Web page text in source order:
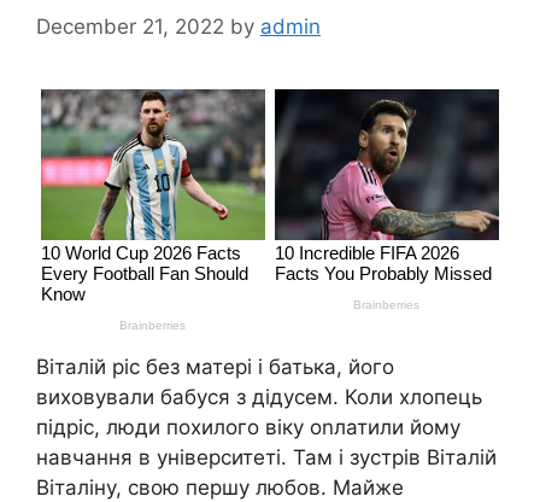
December 21, 2022 by admin
Віталій ріс без матері і батька, його
виховували бабуся з дідусем. Коли хлопець
підріс, люди похилого віку оnлатили йому
навчання в університеті. Там і зустрів Віталій
Віталіну, свою першу любов. Майже